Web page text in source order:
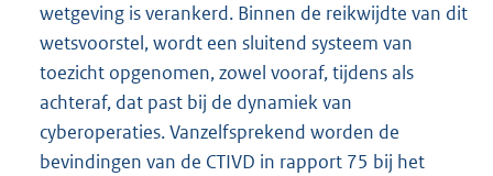
wetgeving is verankerd. Binnen de reikwijdte van dit
wetsvoorstel, wordt een sluitend systeem van
toezicht opgenomen, zowel vooraf, tijdens als
achteraf, dat past bij de dynamiek van
cyberoperaties. Vanzelfsprekend worden de
bevindingen van de CTIVD in rapport 75 bij het